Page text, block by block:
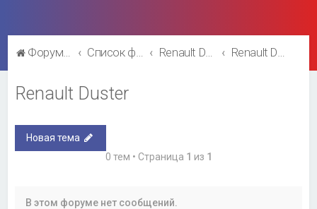
Форум Рено Список форумов Renault Duster Renault Duster
Renault Duster
Новая тема
0 тем • Страница 1 из 1
В этом форуме нет сообщений.